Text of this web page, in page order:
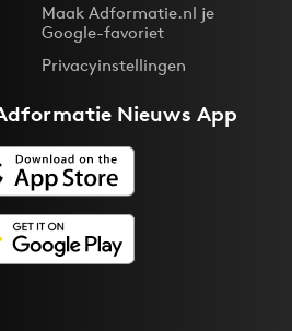
Maak Adformatie.nl je
Google-favoriet
Privacyinstellingen
Nieuws App